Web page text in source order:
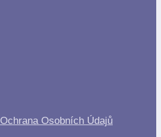
Ochrana Osobních Údajů